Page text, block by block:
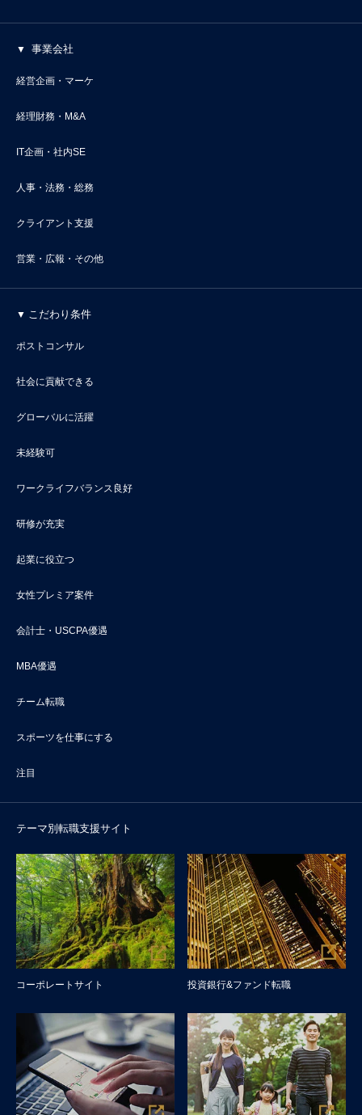
事業会社
経営企画・マーケ
経理財務・M&A
IT企画・社内SE
人事・法務・総務
クライアント支援
営業・広報・その他
こだわり条件
ポストコンサル
社会に貢献できる
グローバルに活躍
未経験可
ワークライフバランス良好
研修が充実
起業に役立つ
女性プレミア案件
会計士・USCPA優遇
MBA優遇
チーム転職
スポーツを仕事にする
注目
テーマ別転職支援サイト
コーポレートサイト 投資銀行&ファンド転職